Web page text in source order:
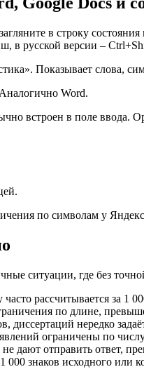
в строку
русской версии –
Показывает слова,
Word.
встроен в поле ввода.
по символам у
ситуации, где без
часто рассчитывается за 1
по длине,
диссертаций нередко
ограничены по
дают отправить ответ,
000 знаков исходного или